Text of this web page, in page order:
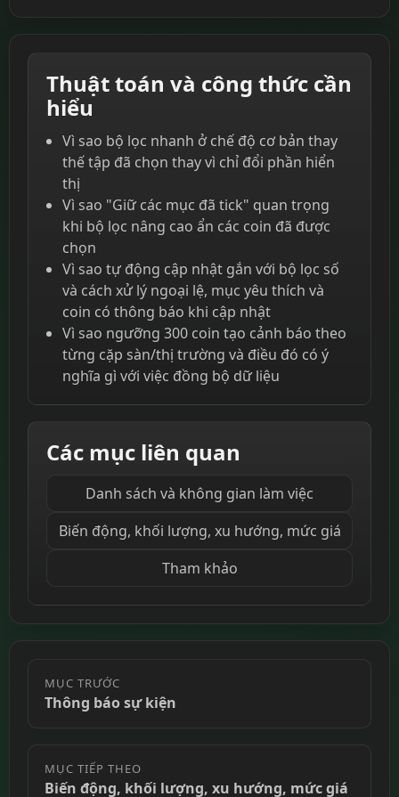
Thuật toán và công thức cần
hiểu
Vì sao bộ lọc nhanh ở chế độ cơ bản thay
thế tập đã chọn thay vì chỉ đổi phần hiển
thị
Vì sao "Giữ các mục đã tick" quan trọng
khi bộ lọc nâng cao ẩn các coin đã được
chọn
Vì sao tự động cập nhật gắn với bộ lọc số
và cách xử lý ngoại lệ, mục yêu thích và
coin có thông báo khi cập nhật
Vì sao ngưỡng 300 coin tạo cảnh báo theo
từng cặp sàn/thị trường và điều đó có ý
nghĩa gì với việc đồng bộ dữ liệu
Các mục liên quan
Danh sách và không gian làm việc
Biến động, khối lượng, xu hướng, mức giá
Tham khảo
MỤC TRƯỚC
Thông báo sự kiện
MỤC TIẾP THEO
Biến động, khối lượng, xu hướng, mức giá